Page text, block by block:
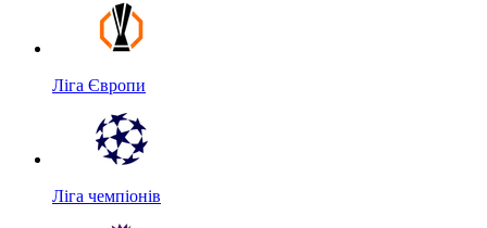
Ліга Європи
Ліга чемпіонів